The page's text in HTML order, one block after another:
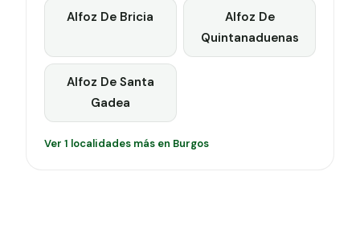
Alfoz De Bricia
Alfoz De
Quintanaduenas
Alfoz De Santa
Gadea
Ver 1 localidades más en Burgos